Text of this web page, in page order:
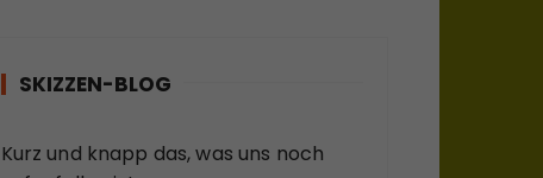
SKIZZEN-BLOG
Kurz und knapp das, was uns noch